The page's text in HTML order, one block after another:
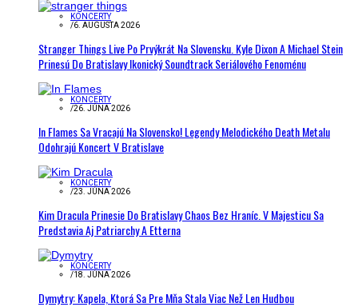
KONCERTY
/6. AUGUSTA 2026
Stranger Things Live Po Prvýkrát Na Slovensku. Kyle Dixon A Michael Stein
Prinesú Do Bratislavy Ikonický Soundtrack Seriálového Fenoménu
KONCERTY
/26. JÚNA 2026
In Flames Sa Vracajú Na Slovensko! Legendy Melodického Death Metalu
Odohrajú Koncert V Bratislave
KONCERTY
/23. JÚNA 2026
Kim Dracula Prinesie Do Bratislavy Chaos Bez Hraníc. V Majesticu Sa
Predstavia Aj Patriarchy A Etterna
KONCERTY
/18. JÚNA 2026
Dymytry: Kapela, Ktorá Sa Pre Mňa Stala Viac Než Len Hudbou